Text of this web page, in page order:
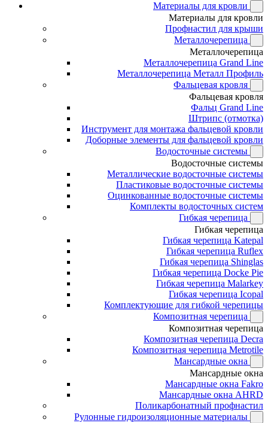
Материалы для кровли
Материалы для кровли
Профнастил для крыши
Металлочерепица
Металлочерепица
Металлочерепица Grand Line
Металлочерепица Металл Профиль
Фальцевая кровля
Фальцевая кровля
Фальц Grand Line
Штрипс (отмотка)
Инструмент для монтажа фальцевой кровли
Доборные элементы для фальцевой кровли
Водосточные системы
Водосточные системы
Металлические водосточные системы
Пластиковые водосточные системы
Оцинкованные водосточные системы
Комплекты водосточных систем
Гибкая черепица
Гибкая черепица
Гибкая черепица Katepal
Гибкая черепица Ruflex
Гибкая черепица Shinglas
Гибкая черепица Docke Pie
Гибкая черепица Malarkey
Гибкая черепица Icopal
Комплектующие для гибкой черепицы
Композитная черепица
Композитная черепица
Композитная черепица Decra
Композитная черепица Metrotile
Мансардные окна
Мансардные окна
Мансардные окна Fakro
Мансардные окна AHRD
Поликарбонатный профнастил
Рулонные гидроизоляционные материалы